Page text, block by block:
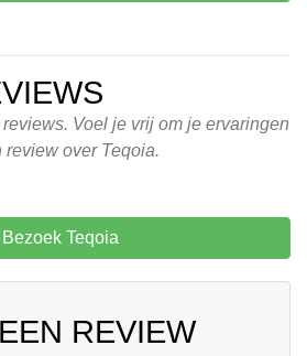
Voel je vrij om je ervaringen
over Teqoia.
Bezoek Teqoia
REVIEW